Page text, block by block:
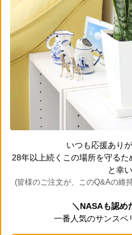
いつも応援あり
28年以上続くこの場所を守る
と幸
(皆様のご注文が、このQ&Aの維
＼NASAも認め
一番人気のサンスベ